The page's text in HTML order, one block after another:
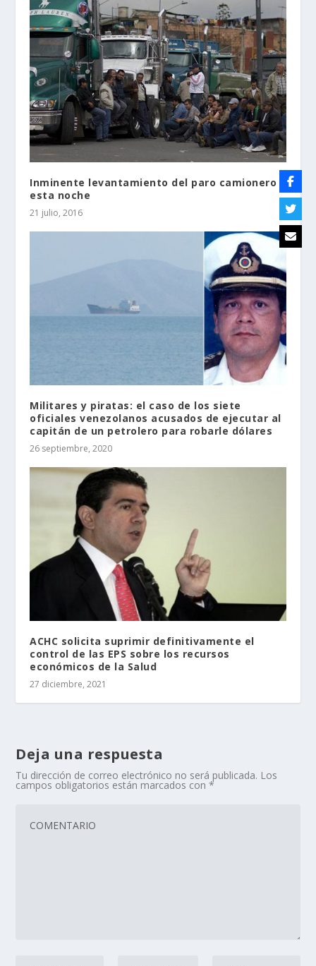
Inminente levantamiento del paro camionero
esta noche
21 julio, 2016
Militares y piratas: el caso de los siete
oficiales venezolanos acusados de ejecutar al
capitán de un petrolero para robarle dólares
26 septiembre, 2020
ACHC solicita suprimir definitivamente el
control de las EPS sobre los recursos
económicos de la Salud
27 diciembre, 2021
Deja una respuesta
Tu dirección de correo electrónico no será publicada. Los
campos obligatorios están marcados con*